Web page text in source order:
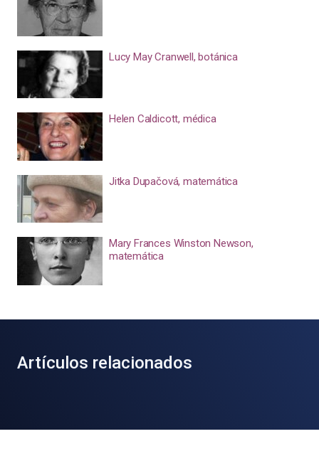
Lucy May Cranwell, botánica
Helen Caldicott, médica
Jitka Dupačová, matemática
Mary Frances Winston Newson,
matemática
Artículos relacionados